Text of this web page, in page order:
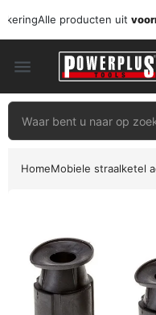
Alle producten uit
menu
HomeMobiele straalketel